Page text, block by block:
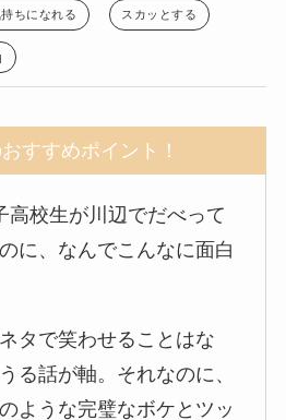
ちになれる スカッとする
すすめポイント！
高校生が川辺でだべって
に、なんでこんなに面白
タで笑わせることはな
る話が軸。それなのに、
ような完璧なボケとツッ